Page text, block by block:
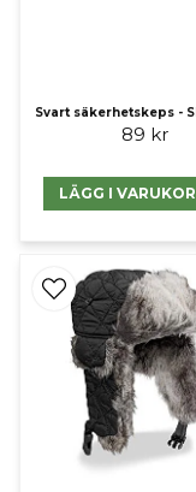
Svart säkerhetskeps -
89 kr
LÄGG I